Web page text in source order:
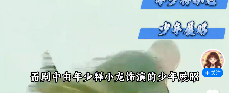
关注